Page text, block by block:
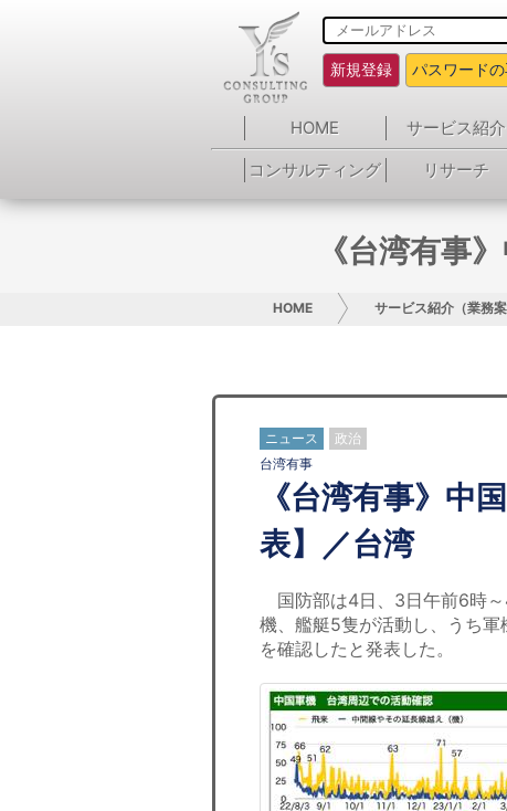
新規登録 パスワード
HOME サービス紹介
コンサルティング
リサーチ
《台湾有事
HOME サービス紹介（業務案
ニュース 政治
台湾有事
《台湾有事》中
表】／台湾
国防部は4日、3日午前6時
機、艦艇5隻が活動し、うち
を確認したと発表した。